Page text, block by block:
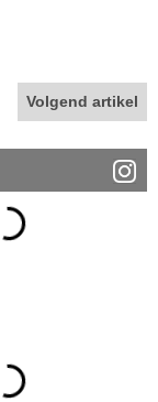
Volgend artikel